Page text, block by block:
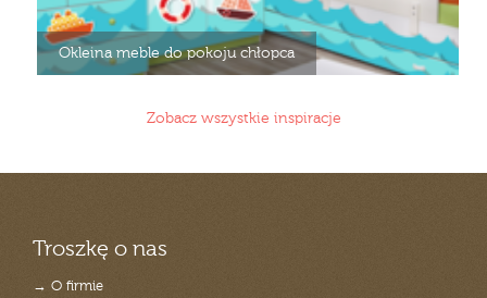
Okleina meble do pokoju chłopca
Zobacz wszystkie inspiracje
Troszkę o nas
→ O firmie